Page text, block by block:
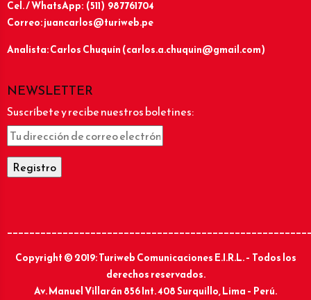
Cel. / WhatsApp: (511) 987761704
Correo: juancarlos@turiweb.pe
Analista: Carlos Chuquín (carlos.a.chuquin@gmail.com)
NEWSLETTER
Suscríbete y recibe nuestros boletines:
Copyright © 2019: Turiweb Comunicaciones E.I.R.L. – Todos los
derechos reservados.
Av. Manuel Villarán 856 Int. 408 Surquillo, Lima – Perú.